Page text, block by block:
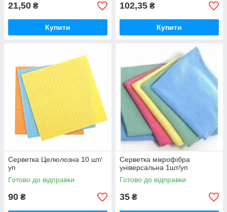
21,50 ₴
Купити
102,35 ₴
Купити
Серветка Целюлозна 10 шт/
уп
Готово до відправки
90 ₴
Серветка мікрофібра
універсальна 1шт/уп
Готово до відправки
35 ₴